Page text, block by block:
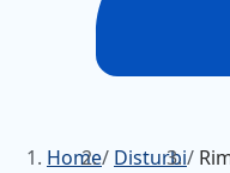
Home/ Disturbi/